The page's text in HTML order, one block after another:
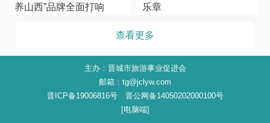
养山西”品牌全面打响
乐章
查看更多
主办：晋城市旅游事业促进会
邮箱：tg@jclyw.com
晋ICP备19006816号 晋公网备14050202000100号
[电脑端]